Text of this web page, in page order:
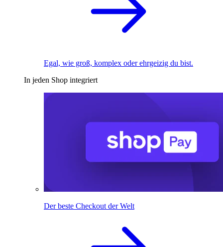
Egal, wie groß, komplex oder ehrgeizig du bist.
In jeden Shop integriert
Der beste Checkout der Welt